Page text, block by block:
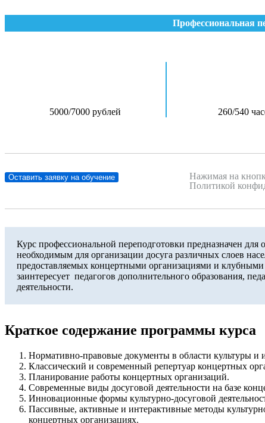
Профессиональная
5000/7000 рублей 260/540
Оставить заявку на обучение
Нажимая на
Политикой
Курс профессиональной переподготовки предназначен
необходимым для организации досуга различных слоев
предоставляемых концертными организациями и
заинтересует педагогов дополнительного образования,
деятельности.
Краткое содержание программы курса
Нормативно-правовые документы в области культуры и
Классический и современный репертуар концертных
Планирование работы концертных организаций.
Современные виды досуговой деятельности на базе
Инновационные формы культурно-досуговой
Пассивные, активные и интерактивные методы
концертных организациях.